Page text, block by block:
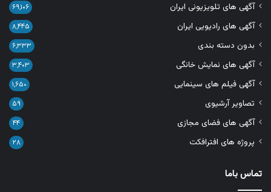
آگهی های تلویزیونی ایران ۶۹,۱۰۶
آگهی های رادیویی ایران ۸,۴۴۵
بدون دسته بندی ۶,۳۳۳
آگهی های نمایش خانگی ۳,۴۰۳
آگهی فیلم های سینمایی ۱,۶۵۰
تصاویر آرشیوی ۵۹
آگهی های فضای مجازی ۴۴
پروژه های افترافکت ۲۸
تماس باما